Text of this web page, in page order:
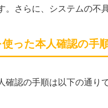
さらに、システムの不
った本人確認の手
認の手順は以下の通り